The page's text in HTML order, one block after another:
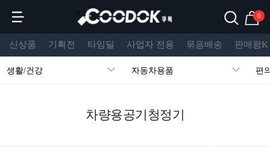
s 0
신상품 기획전 타임딜 사업자 전용 묶음배송 판매왕K
생활/건강 자동차용품 편
차량용공기청정기